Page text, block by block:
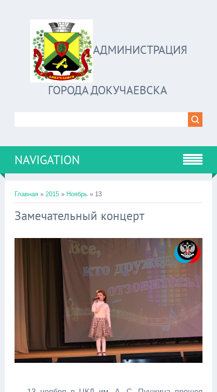
АДМИНИСТРАЦИЯ
ГОРОДА ДОКУЧАЕВСКА
NAVIGATION
Главная » 2015 » Ноябрь » 13
Замечательный концерт